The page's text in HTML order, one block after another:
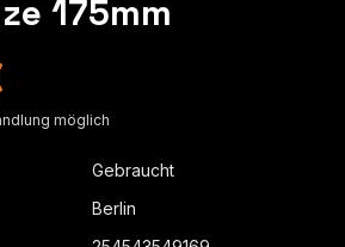
175mm
möglich
Gebraucht
Berlin